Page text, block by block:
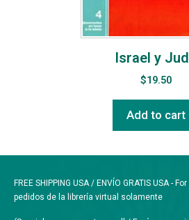
Israel y
$19.50
Add to cart
FREE SHIPPING USA / ENVÍO GRATIS USA -
pedidos de la librería virtual solamente